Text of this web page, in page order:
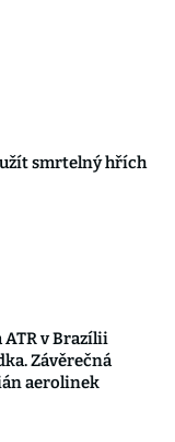
smrtelný hřích
ATR v Brazílii
Závěrečná
aerolinek